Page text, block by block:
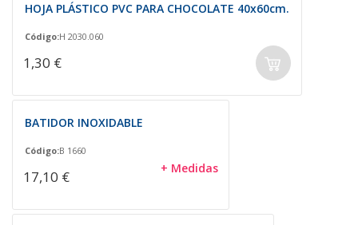
HOJA PLÁSTICO PVC PARA CHOCOLATE 40x60cm.
Código:H 2030.060
1,30 €
BATIDOR INOXIDABLE
Código:B 1660
17,10 € + Medidas